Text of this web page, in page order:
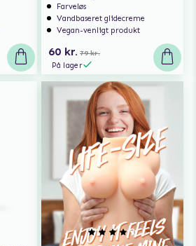
Farveløs
Vandbaseret glidecreme
Vegan-venligt produkt
60 kr. 79 kr.
På lager